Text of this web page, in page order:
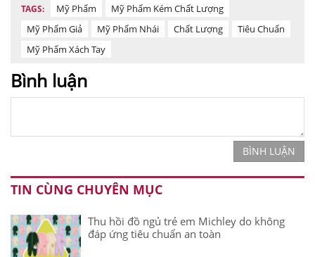
TAGS: Mỹ Phẩm
Mỹ Phẩm Kém Chất Lượng
Mỹ Phẩm Giả
Mỹ Phẩm Nhái Chất Lượng
Tiêu Chuẩn
Mỹ Phẩm Xách Tay
Bình luận
BÌNH LUẬN
TIN CÙNG CHUYÊN MỤC
Thu hồi đồ ngủ trẻ em Michley do không
đáp ứng tiêu chuẩn an toàn